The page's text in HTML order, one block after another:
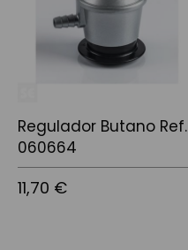
Regulador Butano Ref.
060664
11,70 €